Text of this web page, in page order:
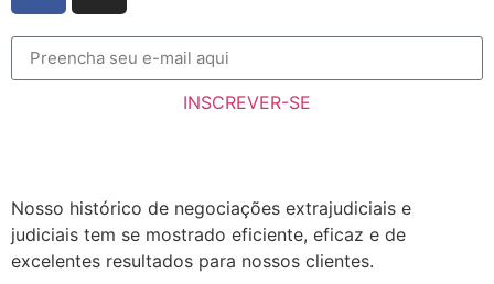
INSCREVER-SE
Nosso histórico de negociações extrajudiciais e
judiciais tem se mostrado eficiente, eficaz e de
excelentes resultados para nossos clientes.